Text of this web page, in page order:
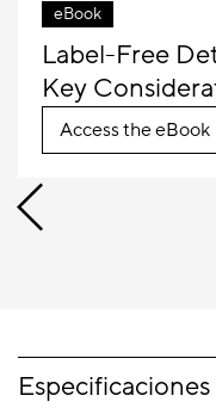
eBook
Label-Free
Key
Access the eBook
Especificaciones